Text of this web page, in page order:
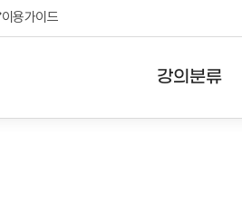
이용가이드
강의분류